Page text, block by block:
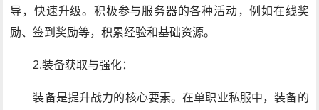
导，快速升级。积极参与服务器的各种活动，例如在线奖
励、签到奖励等，积累经验和基础资源。
2.装备获取与强化：
装备是提升战力的核心要素。在单职业私服中，装备的